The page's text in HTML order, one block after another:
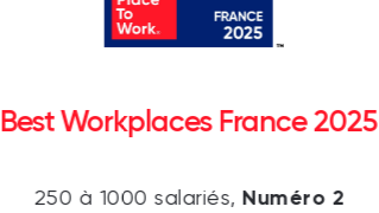
Best Workplaces France 2025
250 à 1000 salariés, Numéro 2